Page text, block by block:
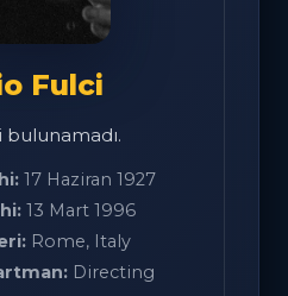
Fulci
bulunamadı.
17 Haziran 1927
13 Mart 1996
Rome, Italy
Directing